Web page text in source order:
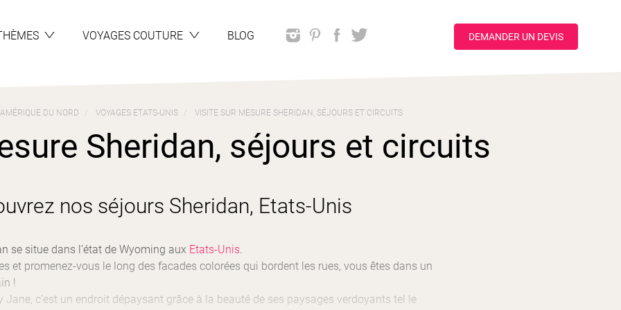
VOYAGES COUTURE BLOG DEMANDER UN DEVIS
AMÉRIQUE DU NORD VOYAGES ETATS-UNIS VISITE SUR MESURE SHERIDAN, SÉJOURS ET CIRCUITS
Sheridan, séjours et circuits
nos séjours Sheridan, Etats-Unis
se situe dans l’état de Wyoming aux Etats-Unis.
et promenez-vous le long des facades colorées qui bordent les rues, vous êtes dans un
!
Jane, c’est un endroit dépaysant grâce à la beauté de ses paysages verdoyants tel le